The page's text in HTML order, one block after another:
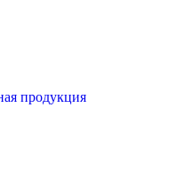
продукция